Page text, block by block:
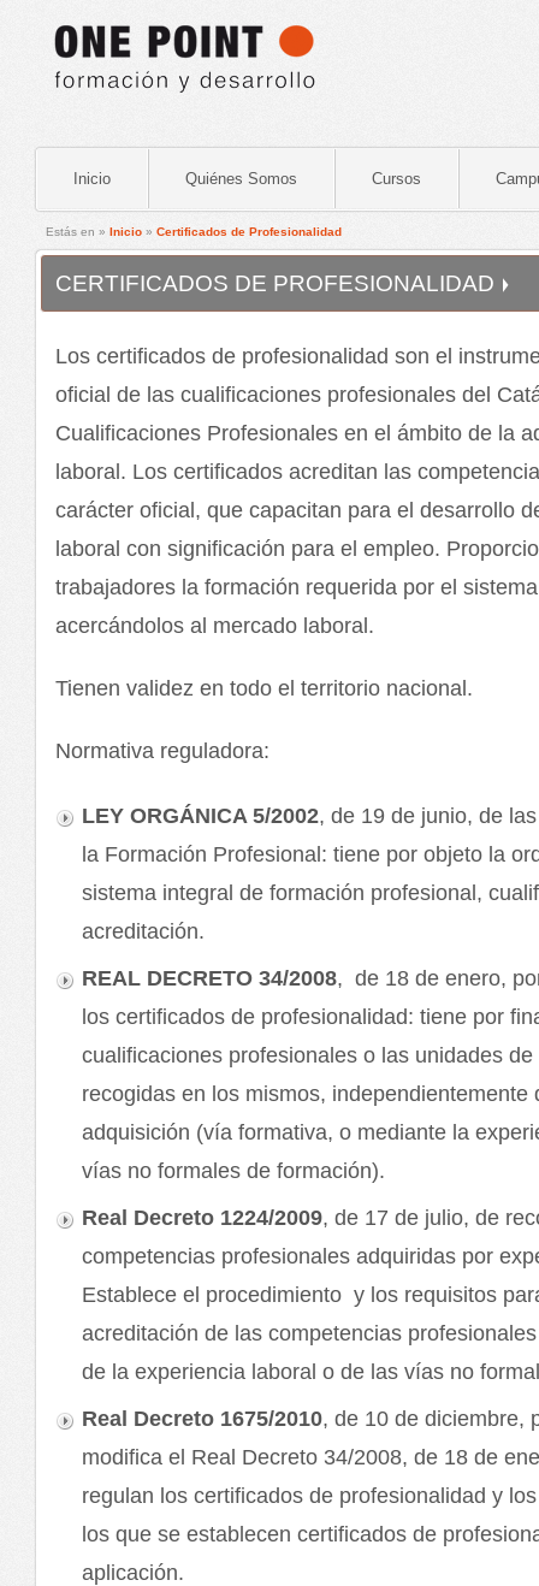
Inicio Quiénes Somos Cursos
Estás en » Inicio » Certificados de Profesionalidad
CERTIFICADOS DE PROFESIONALIDAD
Los certificados de profesionalidad son el
oficial de las cualificaciones profesionales del
Cualificaciones Profesionales en el ámbito de la
laboral. Los certificados acreditan las
carácter oficial, que capacitan para el desarrollo
laboral con significación para el empleo.
trabajadores la formación requerida por el
acercándolos al mercado laboral.
Tienen validez en todo el territorio nacional.
Normativa reguladora:
LEY ORGÁNICA 5/2002, de 19 de junio, de
la Formación Profesional: tiene por objeto la
sistema integral de formación profesional,
acreditación.
REAL DECRETO 34/2008, de 18 de enero,
los certificados de profesionalidad: tiene por
cualificaciones profesionales o las unidades
recogidas en los mismos, independientemente
adquisición (vía formativa, o mediante la
vías no formales de formación).
Real Decreto 1224/2009, de 17 de julio, de
competencias profesionales adquiridas por
Establece el procedimiento y los requisitos
acreditación de las competencias
de la experiencia laboral o de las vías no
Real Decreto 1675/2010, de 10 de diciembre,
modifica el Real Decreto 34/2008, de 18 de
regulan los certificados de profesionalidad y
los que se establecen certificados de
aplicación.